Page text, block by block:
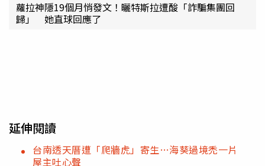
蘿拉神隱19個月悄發文！曬特斯拉遭酸「詐騙集團回
歸」 她直球回應了
延伸閱讀
台南透天厝遭「爬牆虎」寄生…海葵過境禿一片
屋主吐心聲